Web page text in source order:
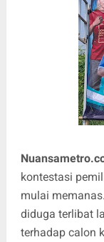
kontestasi
mulai
diduga terlibat
terhadap calon